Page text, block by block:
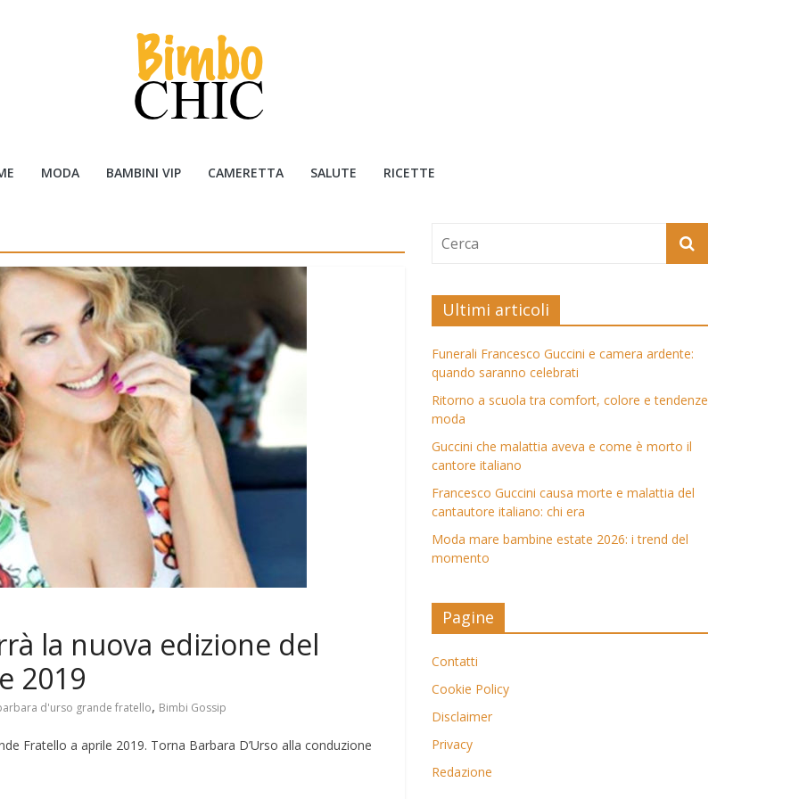
MODA BAMBINI VIP CAMERETTA SALUTE RICETTE
la nuova edizione del
2019
d'urso grande fratello, Bimbi Gossip
Fratello a aprile 2019. Torna Barbara D’Urso alla conduzione
Ultimi articoli
Funerali Francesco Guccini e camera ardente:
quando saranno celebrati
Ritorno a scuola tra comfort, colore e tendenze
moda
Guccini che malattia aveva e come è morto il
cantore italiano
Francesco Guccini causa morte e malattia del
cantautore italiano: chi era
Moda mare bambine estate 2026: i trend del
momento
Pagine
Contatti
Cookie Policy
Disclaimer
Privacy
Redazione